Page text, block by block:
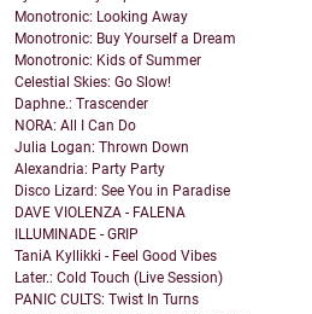
Monotronic: Looking Away
Monotronic: Buy Yourself a Dream
Monotronic: Kids of Summer
Celestial Skies: Go Slow!
Daphne.: Trascender
NORA: All I Can Do
Julia Logan: Thrown Down
Alexandria: Party Party
Disco Lizard: See You in Paradise
DAVE VIOLENZA - FALENA
ILLUMINADE - GRIP
TaniA Kyllikki - Feel Good Vibes
Later.: Cold Touch (Live Session)
PANIC CULTS: Twist In Turns